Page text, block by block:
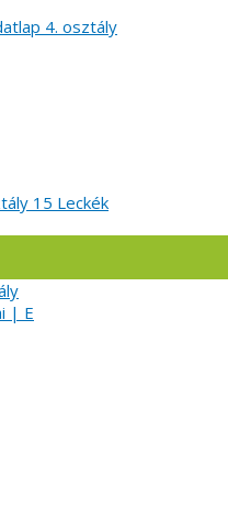
4. osztály
15 Leckék
| E